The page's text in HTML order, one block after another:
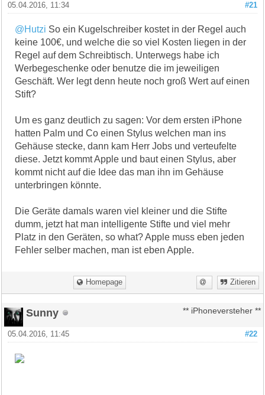
#21
05.04.2016, 11:34
@Hutzi So ein Kugelschreiber kostet in der Regel auch
keine 100€, und welche die so viel Kosten liegen in der
Regel auf dem Schreibtisch. Unterwegs habe ich
Werbegeschenke oder benutze die im jeweiligen
Geschäft. Wer legt denn heute noch groß Wert auf einen
Stift?
Um es ganz deutlich zu sagen: Vor dem ersten iPhone
hatten Palm und Co einen Stylus welchen man ins
Gehäuse stecke, dann kam Herr Jobs und verteufelte
diese. Jetzt kommt Apple und baut einen Stylus, aber
kommt nicht auf die Idee das man ihn im Gehäuse
unterbringen könnte.
Die Geräte damals waren viel kleiner und die Stifte
dumm, jetzt hat man intelligente Stifte und viel mehr
Platz in den Geräten, so what? Apple muss eben jeden
Fehler selber machen, man ist eben Apple.
Homepage Zitieren
Sunny ** iPhoneversteher **
#22
05.04.2016, 11:45